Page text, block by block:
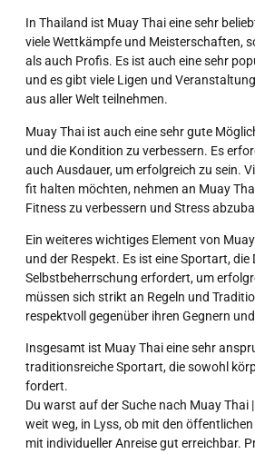
In Thailand ist Muay Thai eine sehr
viele Wettkämpfe und Meisterschaften,
als auch Profis. Es ist auch eine sehr
und es gibt viele Ligen und
aus aller Welt teilnehmen.
Muay Thai ist auch eine sehr gute
und die Kondition zu verbessern. Es
auch Ausdauer, um erfolgreich zu sein.
fit halten möchten, nehmen an Muay
Fitness zu verbessern und Stress
Ein weiteres wichtiges Element von
und der Respekt. Es ist eine Sportart, die
Selbstbeherrschung erfordert, um
müssen sich strikt an Regeln und
respektvoll gegenüber ihren Gegnern
Insgesamt ist Muay Thai eine sehr
traditionsreiche Sportart, die sowohl
fordert.
Du warst auf der Suche nach Muay Thai
weit weg, in Lyss, ob mit den
mit individueller Anreise gut erreichbar.